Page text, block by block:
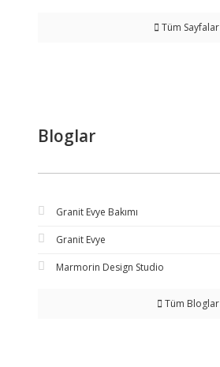
Tüm Sayfalar
Bloglar
Granit Evye Bakımı
Granit Evye
Marmorin Design Studio
Tüm Bloglar